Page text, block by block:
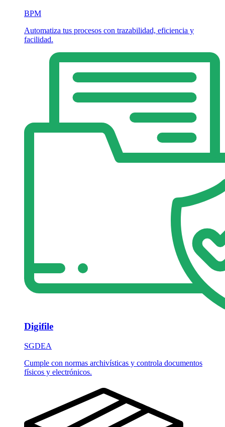
BPM
Automatiza tus procesos con trazabilidad, eficiencia y
facilidad.
Digifile
SGDEA
Cumple con normas archivísticas y controla documentos
físicos y electrónicos.